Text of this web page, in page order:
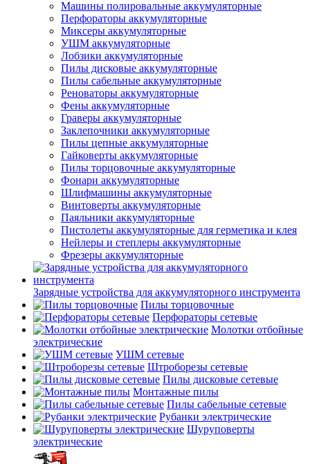
Машины полировальные аккумуляторные
Перфораторы аккумуляторные
Миксеры аккумуляторные
УШМ аккумуляторные
Лобзики аккумуляторные
Пилы дисковые аккумуляторные
Пилы сабельные аккумуляторные
Реноваторы аккумуляторные
Фены аккумуляторные
Граверы аккумуляторные
Заклепочники аккумуляторные
Пилы цепные аккумуляторные
Гайковерты аккумуляторные
Пилы торцовочные аккумуляторные
Фонари аккумуляторные
Шлифмашины аккумуляторные
Винтоверты аккумуляторные
Паяльники аккумуляторные
Пистолеты аккумуляторные для герметика и клея
Нейлеры и степлеры аккумуляторные
Фрезеры аккумуляторные
Зарядные устройства для аккумуляторного инструмента
Пилы торцовочные
Перфораторы сетевые
Молотки отбойные
электрические
УШМ сетевые
Штроборезы сетевые
Пилы дисковые сетевые
Монтажные пилы
Пилы сабельные сетевые
Рубанки электрические
Шуруповерты
электрические